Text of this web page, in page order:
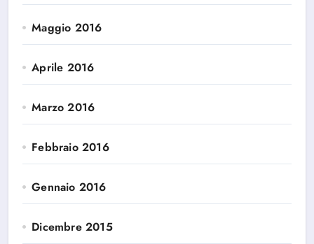
Maggio 2016
Aprile 2016
Marzo 2016
Febbraio 2016
Gennaio 2016
Dicembre 2015